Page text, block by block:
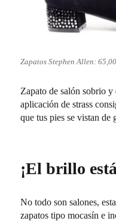
Zapatos Stephen Allen:
Zapato de salón sobrio y
aplicación de strass
que tus pies se vistan de
¡El brillo
No todo son salones,
zapatos tipo mocasín e